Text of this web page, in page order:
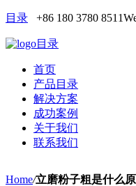
目录 +86 180 3780 8511
目录
首页
产品目录
解决方案
成功案例
关于我们
联系我们
Home/立磨粉子粗是什么